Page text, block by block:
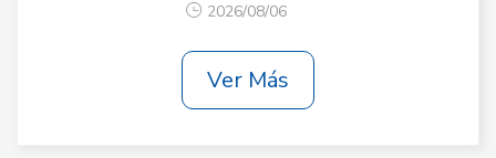
2026/08/06
Ver Más